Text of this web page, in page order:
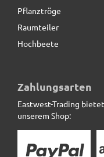
Pflanztröge
Raumteiler
Hochbeete
Zahlungsarten
Eastwest-Trading
unserem Shop: